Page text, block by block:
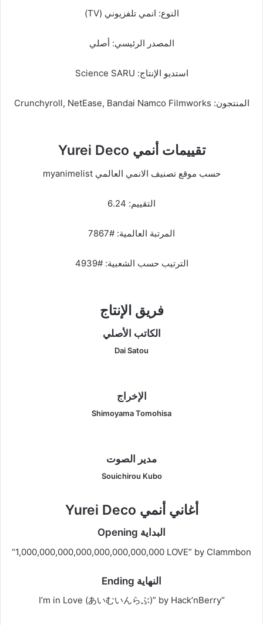
النوع: انمي تلفزيوني (TV)
المصدر الرئيسي: أصلي
استديو الإنتاج: Science SARU
المنتجون: Crunchyroll, NetEase, Bandai Namco Filmworks
تقييمات أنمي Yurei Deco
حسب موقع تصنيف الانمي العالمي myanimelist
التقييم: 6.24
المرتبة العالمية: #7867
الترتيب حسب الشعبية: #4939
فريق الإنتاج
الكاتب الأصلي
Dai Satou
الإخراج
Shimoyama Tomohisa
مدير الصوت
Souichirou Kubo
أغاني أنمي Yurei Deco
البداية Opening
“1,000,000,000,000,000,000,000,000 LOVE” by Clammbon
النهاية Ending
“I’m in Love (あいむいんらぶ)” by Hack’nBerry